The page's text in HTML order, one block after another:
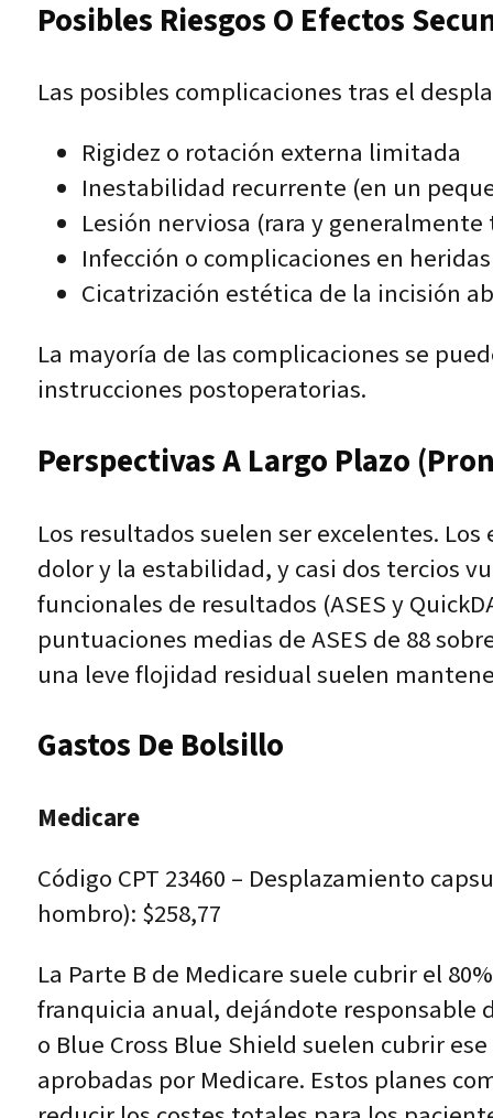
Posibles Riesgos O Efectos
Las posibles complicaciones tras el
Rigidez o rotación externa limitada
Inestabilidad recurrente (en un
Lesión nerviosa (rara y
Infección o complicaciones en heridas
Cicatrización estética de la incisión
La mayoría de las complicaciones se
instrucciones postoperatorias.
Perspectivas A Largo Plazo
Los resultados suelen ser excelentes.
dolor y la estabilidad, y casi dos tercios
funcionales de resultados (ASES y
puntuaciones medias de ASES de 88
una leve flojidad residual suelen
Gastos De Bolsillo
Medicare
Código CPT 23460 – Desplazamiento
hombro): $258,77
La Parte B de Medicare suele cubrir el
franquicia anual, dejándote responsable
o Blue Cross Blue Shield suelen cubrir
aprobadas por Medicare. Estos planes